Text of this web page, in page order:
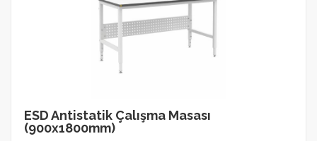
ESD Antistatik Çalışma Masası
(900x1800mm)